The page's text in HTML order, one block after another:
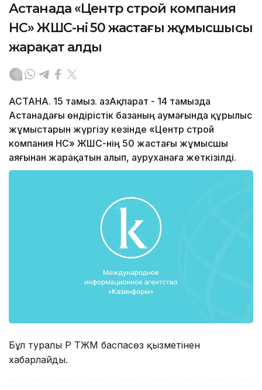
Астанада «Центр строй компания
НС» ЖШС-нің 50 жастағы жұмысшысы
жарақат алды
АСТАНА. 15 тамыз. ҚазАқпарат - 14 тамызда
Астанадағы өндірістік базаның аумағында құрылыс
жұмыстарын жүргізу кезінде «Центр строй
компания НС» ЖШС-нің 50 жастағы жұмысшы
аяғынан жарақатын алып, ауруханаға жеткізілді.
Бұл туралы ҚР ТЖМ баспасөз қызметінен
хабарлайды.